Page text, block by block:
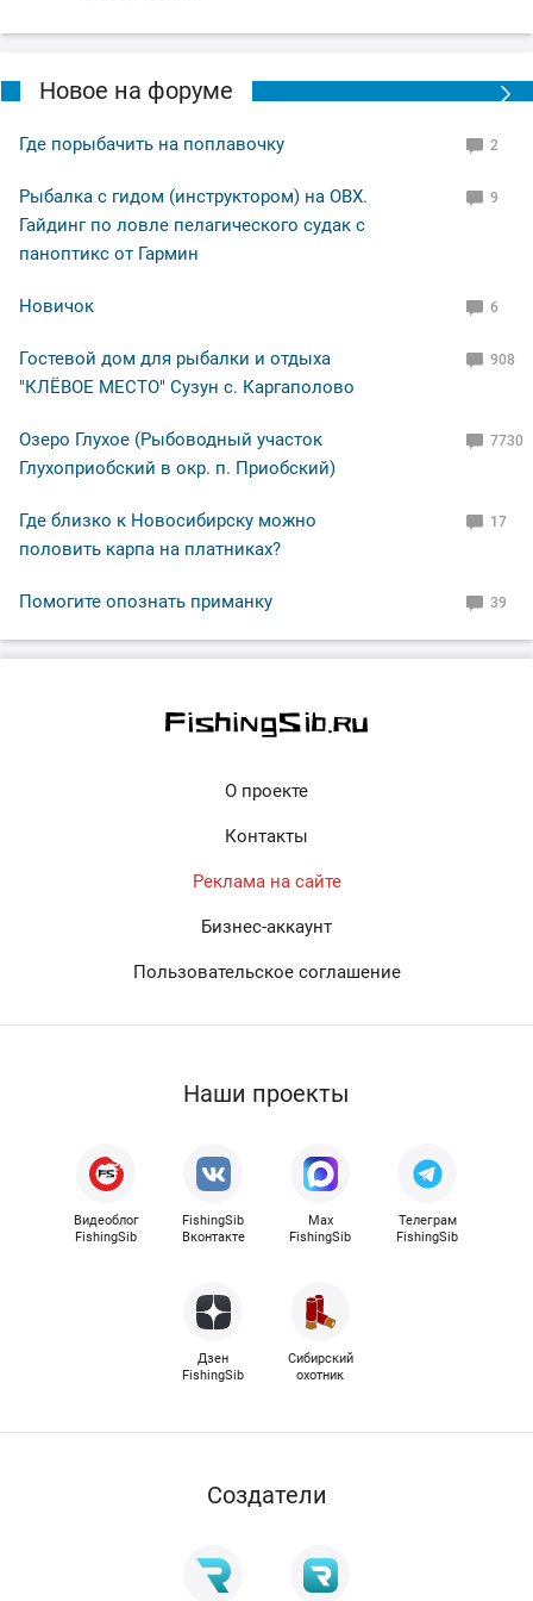
Новое на форуме
Где порыбачить на поплавочку 2
Рыбалка с гидом (инструктором) на ОВХ.
Гайдинг по ловле пелагического судак с
паноптикс от Гармин
9
Новичок 6
Гостевой дом для рыбалки и отдыха
"КЛЁВОЕ МЕСТО" Сузун с. Каргаполово
908
Озеро Глухое (Рыбоводный участок
Глухоприобский в окр. п. Приобский)
7730
Где близко к Новосибирску можно
половить карпа на платниках?
17
Помогите опознать приманку 39
О проекте
Контакты
Реклама на сайте
Бизнес-аккаунт
Пользовательское соглашение
Наши проекты
Видеоблог
FishingSib
FishingSib
Вконтакте
Max
FishingSib
Телеграм
FishingSib
Дзен
FishingSib
Сибирский
охотник
Cоздатели